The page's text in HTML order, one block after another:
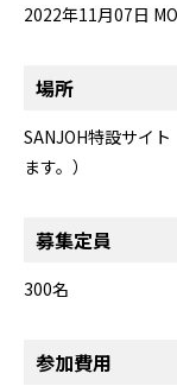
2022年11月07日
場所
SANJOH特設サイ
ます。）
募集定員
300名
参加費用